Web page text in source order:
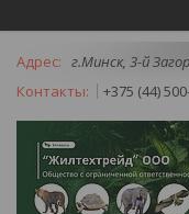
г.Минск, 3-й
+375 (44)